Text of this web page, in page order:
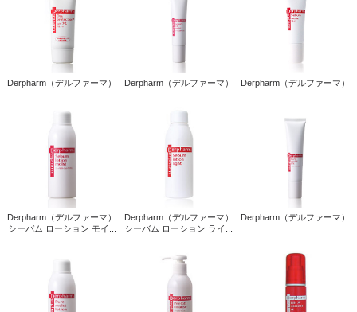
Derpharm（デルファーマ） Derpharm（デルファーマ） Derpharm（デルファーマ）
Derpharm（デルファーマ）
シーバム ローション モイ...
Derpharm（デルファーマ）
シーバム ローション ライ...
Derpharm（デルファーマ）